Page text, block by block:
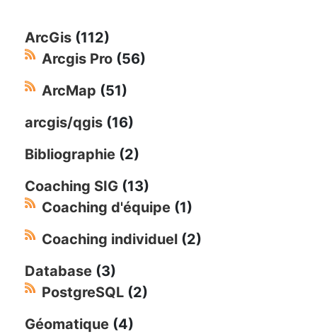
ArcGis (112)
Arcgis Pro (56)
ArcMap (51)
arcgis/qgis (16)
Bibliographie (2)
Coaching SIG (13)
Coaching d'équipe (1)
Coaching individuel (2)
Database (3)
PostgreSQL (2)
Géomatique (4)